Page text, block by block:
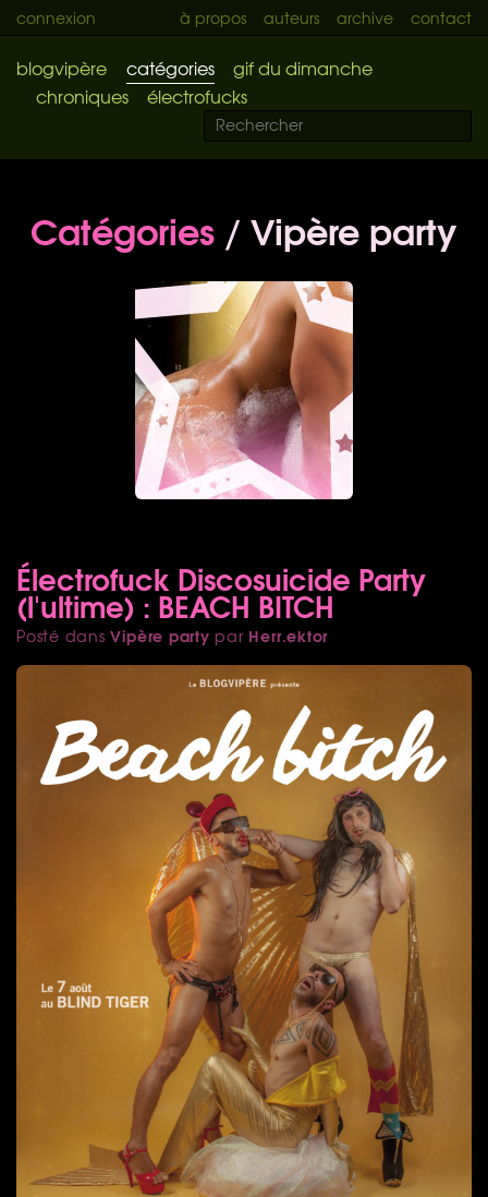
connexion à propos auteurs archive contact
blogvipère catégories
gif du dimanche
chroniques
électrofucks
Catégories / Vipère party
Électrofuck Discosuicide Party
(l'ultime) : BEACH BITCH
Posté dansVipère party par Herr.ektor